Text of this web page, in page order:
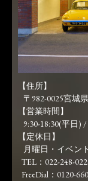
【住所】
〒982-0025宮城
【営業時間】
9:30-18:30(平日)
【定休日】
月曜日・イベン
TEL：022-248-
FreeDial：0120-